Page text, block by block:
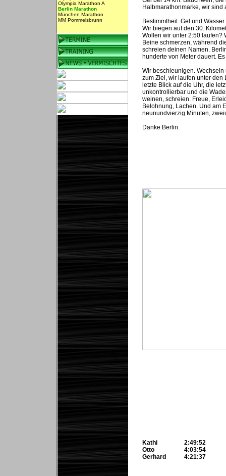
Olympia Marathon A
Berlin Marathon
München Marathon
MM Pommelsbrunn
Halbmarathonmarke, wir
Bestimmtheit. Gel und
Wir biegen auf den 30.
Wollen wir unter 2:50 laufen?
Beine schmerzen, während
schreien deinen Namen.
hunderte von Meter dauert.
Wir beschleunigen.
zum Ziel, wir laufen unter den
letzte Blick auf die Uhr, die
unkontrollierbar und die
weinen, schreien. Freue,
Belohnung, Lachen. Und am
neunundvierzig Minuten,
Danke Berlin.
Kathi
Otto
Gerhard
2:49:52
4:03:54
4:21:37